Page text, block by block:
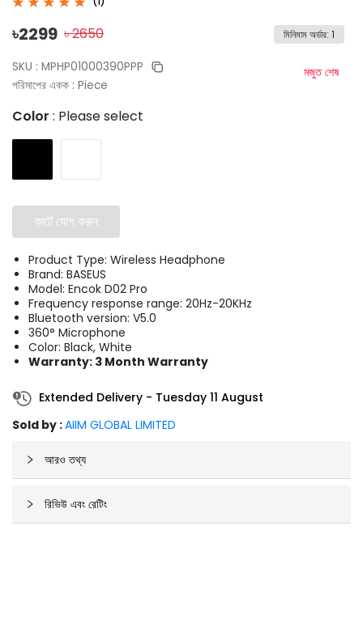
৳2299 ৳2650 মিনিমাম অর্ডার: 1
SKU : MPHP01000390PPP
পরিমাপের একক : Piece
মজুত শেষ
Color : Please select
কার্টে যোগ করুন
Product Type: Wireless Headphone
Brand: BASEUS
Model: Encok D02 Pro
Frequency response range: 20Hz-20KHz
Bluetooth version: V5.0
360° Microphone
Color: Black, White
Warranty: 3 Month Warranty
Extended Delivery - Tuesday 11 August
Sold by :AIIM GLOBAL LIMITED
আরও তথ্য
রিভিউ এবং রেটিং